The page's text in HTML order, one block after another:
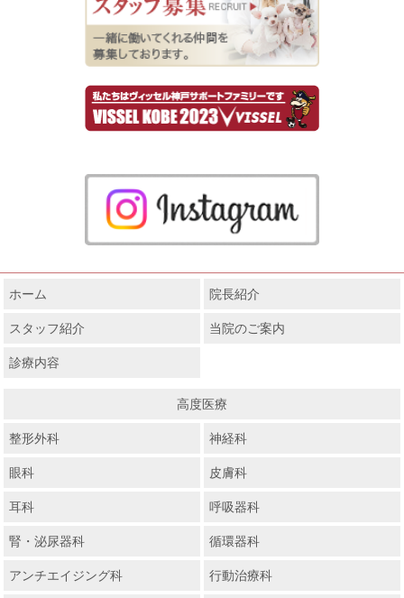
ホーム 院長紹介
スタッフ紹介 当院のご案内
診療内容
高度医療
整形外科 神経科
眼科 皮膚科
耳科 呼吸器科
腎・泌尿器科 循環器科
アンチエイジング科 行動治療科